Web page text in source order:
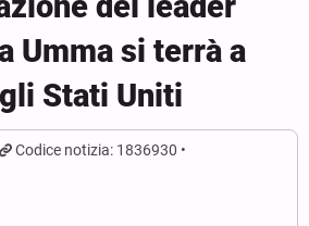
Umma si terrà a
Stati Uniti
Codice notizia: 1836930